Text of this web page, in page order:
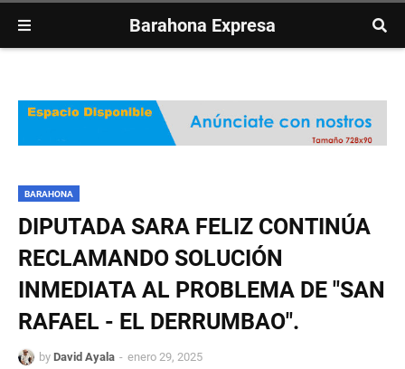
Barahona Expresa
BARAHONA
DIPUTADA SARA FELIZ CONTINÚA
RECLAMANDO SOLUCIÓN
INMEDIATA AL PROBLEMA DE "SAN
RAFAEL - EL DERRUMBAO".
by David Ayala enero 29, 2025